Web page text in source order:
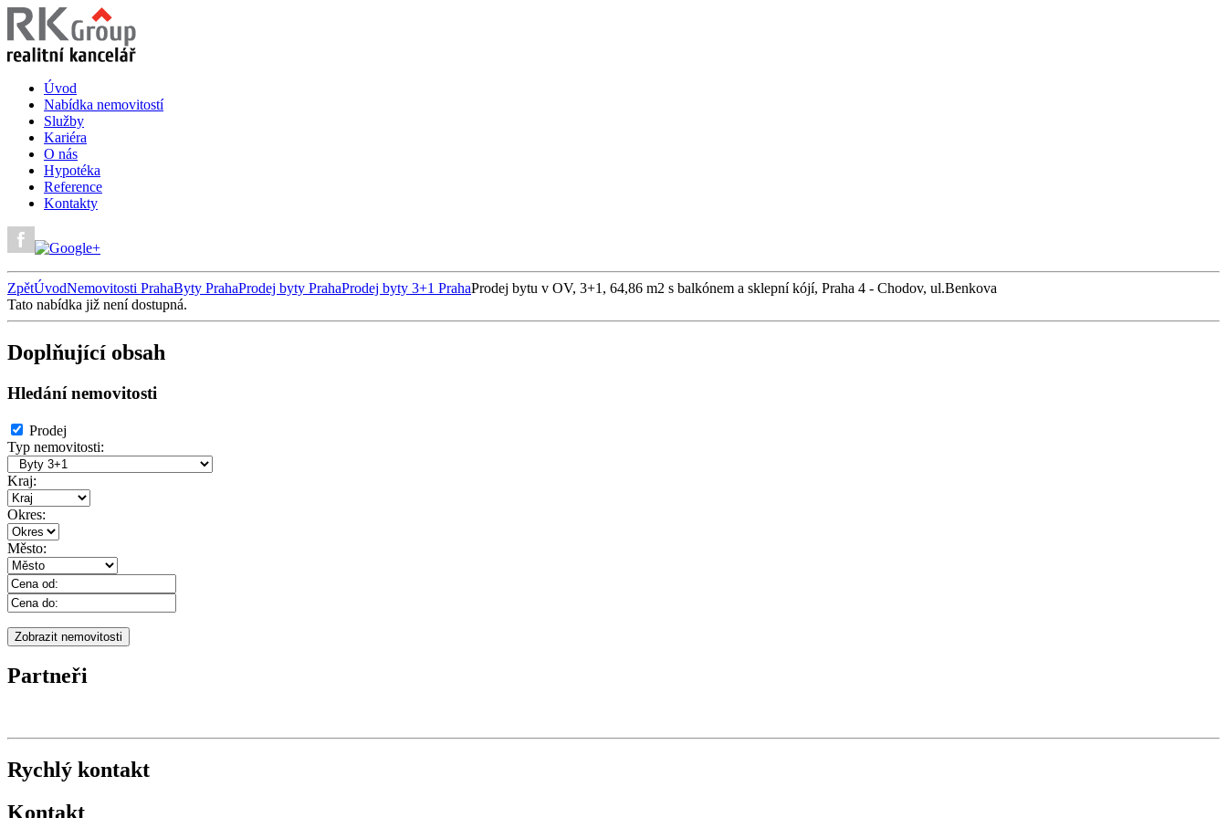
Úvod
Nabídka nemovitostí
Služby
Kariéra
O nás
Hypotéka
Reference
Kontakty
ZpětÚvodNemovitosti PrahaByty PrahaProdej byty PrahaProdej byty 3+1 PrahaProdej bytu v OV, 3+1, 64,86 m2 s balkónem a sklepní kójí, Praha 4 - Chodov, ul.Benkova
Tato nabídka již není dostupná.
Doplňující obsah
Hledání nemovitosti
Prodej
Typ nemovitosti:
Kraj:
Okres:
Město:
Partneři
Rychlý kontakt
Kontakt